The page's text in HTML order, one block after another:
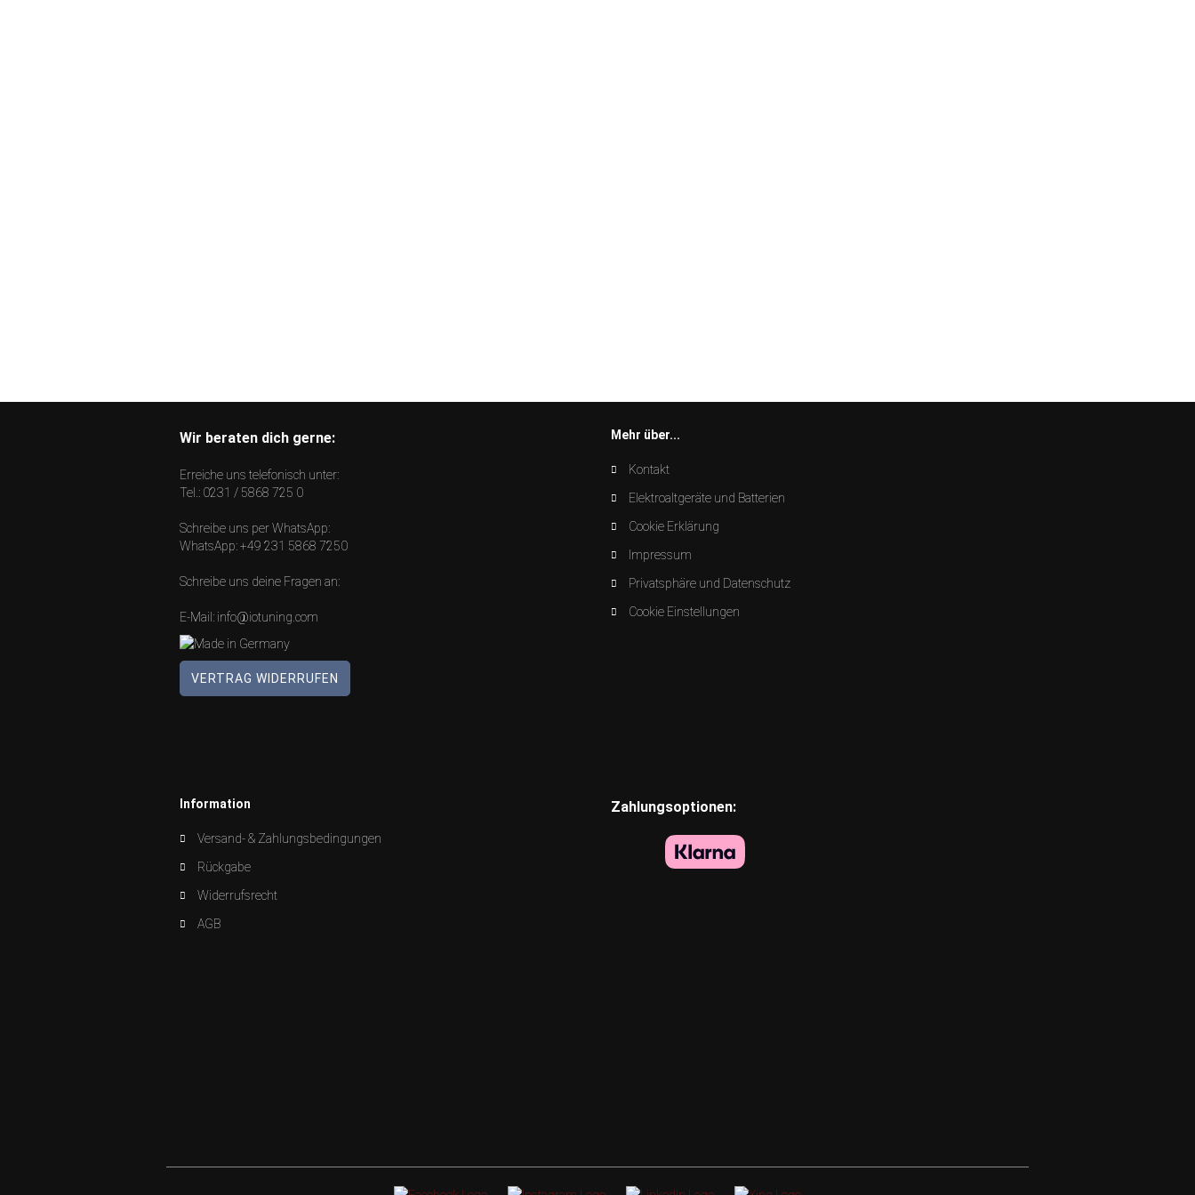
Wir beraten dich gerne:
Erreiche uns telefonisch unter:
Tel.: 0231 / 5868 725 0
Schreibe uns per WhatsApp:
WhatsApp:+49 231 5868 7250
Schreibe uns deine Fragen an:
E-Mail: info@iotuning.com
VERTRAG WIDERRUFEN
Mehr über...
Kontakt
Elektroaltgeräte und Batterien
Cookie Erklärung
Impressum
Privatsphäre und Datenschutz
Cookie Einstellungen
Information
Versand- & Zahlungsbedingungen
Rückgabe
Widerrufsrecht
AGB
Zahlungsoptionen: